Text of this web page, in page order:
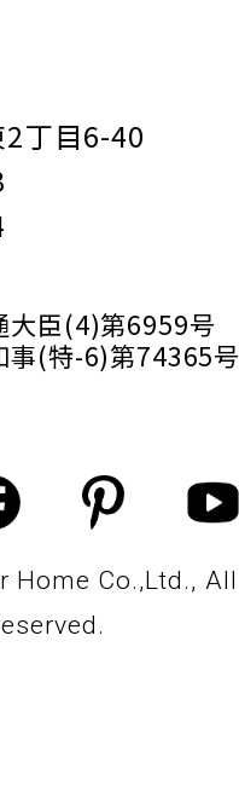
丁目6-40
大臣(4)第6959号
事(特-6)第74365
Home Co.,Ltd.,